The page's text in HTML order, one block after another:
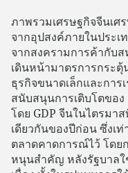
ภาพรวมเศรษฐกิจจีนเ
จากอุปสงค์ภายในประ
จากสงครามการค้ากับส
เดินหน้ามาตรการกระ
ธุรกิจขนาดเล็กและการ
สนับสนุนการเติบโตของ
โดย GDP จีนในไตรมา
เดียวกันของปีก่อน ซึ่งเ
ตลาดคาดการณ์ไว้ โดย
หนุนสำคัญ หลังรัฐบาลใ